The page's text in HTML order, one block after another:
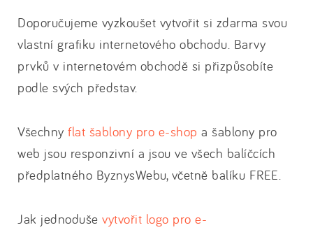
Doporučujeme vyzkoušet vytvořit si zdarma svou
vlastní grafiku internetového obchodu. Barvy
prvků v internetovém obchodě si přizpůsobíte
podle svých představ.
Všechny flat šablony pro e-shop a šablony pro
web jsou responzivní a jsou ve všech balíčcích
předplatného ByznysWebu, včetně balíku FREE.
Jak jednoduše vytvořit logo pro e-